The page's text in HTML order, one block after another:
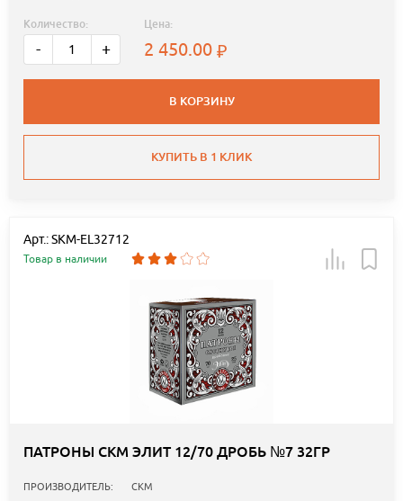
Количество:
- +
Цена:
2 450.00
В КОРЗИНУ
КУПИТЬ В 1 КЛИК
Арт.: SKM-EL32712
Товар в наличии
ПАТРОНЫ СКМ ЭЛИТ 12/70 ДРОБЬ №7 32ГР
ПРОИЗВОДИТЕЛЬ: СКМ